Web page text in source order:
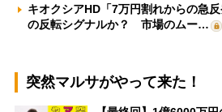
キオクシアHD「7万円割れからの急
の反転シグナルか？ 市場のムー…
突然マルサがやって来た！